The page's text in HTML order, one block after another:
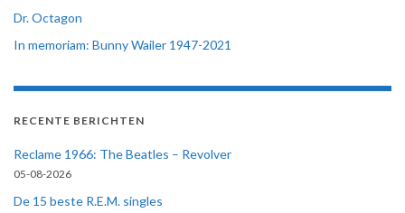
Dr. Octagon
In memoriam: Bunny Wailer 1947-2021
RECENTE BERICHTEN
Reclame 1966: The Beatles – Revolver
05-08-2026
De 15 beste R.E.M. singles